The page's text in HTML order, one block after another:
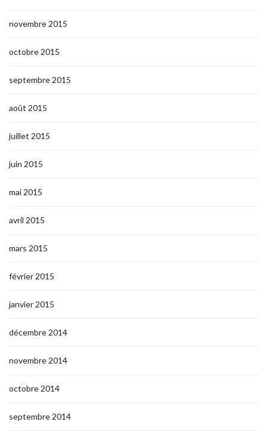
novembre 2015
octobre 2015
septembre 2015
août 2015
juillet 2015
juin 2015
mai 2015
avril 2015
mars 2015
février 2015
janvier 2015
décembre 2014
novembre 2014
octobre 2014
septembre 2014